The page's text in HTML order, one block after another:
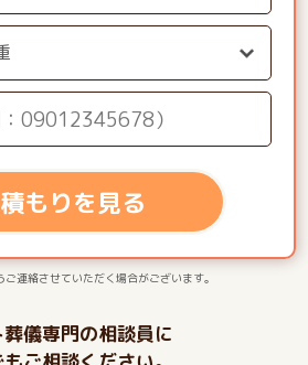
もりを見る
連絡させていただく場合がございます。
儀専門の相談員に